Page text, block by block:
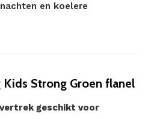
en koelere
Kids Strong Groen flanel
geschikt voor